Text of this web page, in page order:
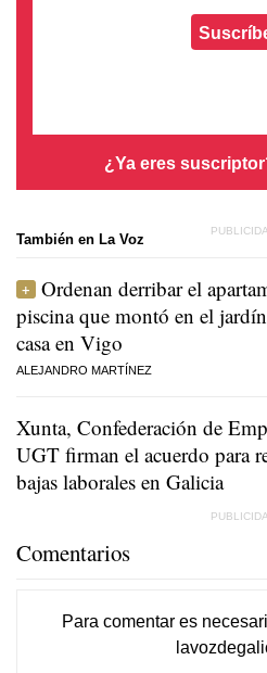
¿Ya eres
También en La Voz
Ordenan derribar el
piscina que montó en el
casa en Vigo
ALEJANDRO MARTÍNEZ
Xunta, Confederación de
UGT firman el acuerdo para
bajas laborales en Galicia
Comentarios
Para comentar es